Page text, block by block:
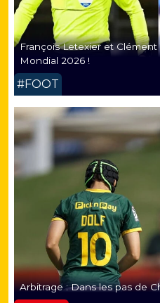
François Letexier et
Mondial 2026 !
#FOOT
Arbitrage : Dans les pas de